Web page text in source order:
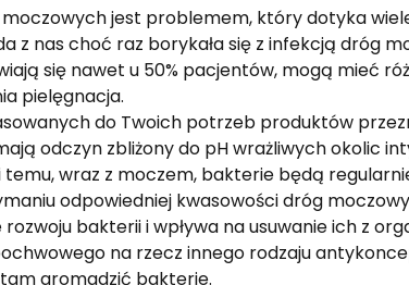
jest problemem, który dotyka
z nas choć raz borykała się z infekcją dróg
się nawet u 50% pacjentów, mogą mieć
pielęgnacja.
do Twoich potrzeb produktów
odczyn zbliżony do pH wrażliwych okolic
temu, wraz z moczem, bakterie będą
odpowiedniej kwasowości dróg
bakterii i wpływa na usuwanie ich z
na rzecz innego rodzaju
gromadzić bakterie.